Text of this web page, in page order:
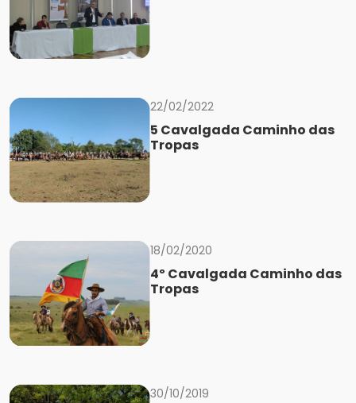
22/02/2022
5 Cavalgada Caminho das
Tropas
18/02/2020
4º Cavalgada Caminho das
Tropas
30/10/2019